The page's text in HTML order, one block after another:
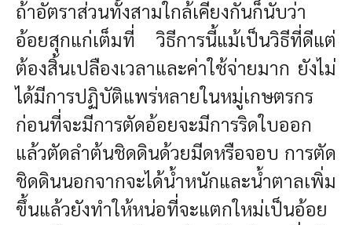
ถ้าอัตราส่วนทั้งสามใกล้เคียงกันก็นับว่า
อ้อยสุกแก่เต็มที่ วิธีการนี้แม้เป็นวิธีที่ดีแต่
ต้องสิ้นเปลืองเวลาและค่าใช้จ่ายมาก ยังไม่
ได้มีการปฏิบัติแพร่หลายในหมู่เกษตรกร
ก่อนที่จะมีการตัดอ้อยจะมีการริดใบออก
แล้วตัดลำต้นชิดดินด้วยมีดหรือจอบ การตัด
ชิดดินนอกจากจะได้น้ำหนักและน้ำตาลเพิ่ม
ขึ้นแล้วยังทำให้หน่อที่จะแตกใหม่เป็นอ้อย